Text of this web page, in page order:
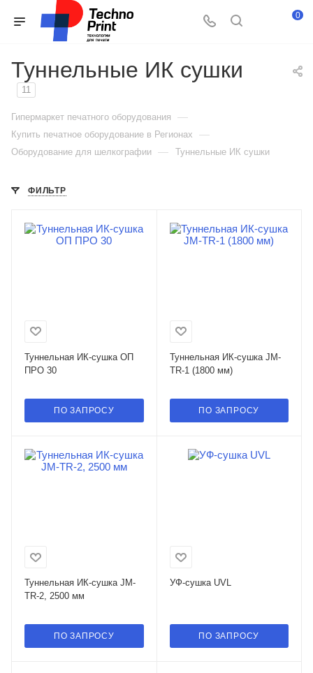
0
Туннельные ИК сушки
11
Гипермаркет печатного оборудования —
Купить печатное оборудование в Регионах —
Оборудование для шелкографии — Туннельные ИК сушки
ФИЛЬТР
Туннельная ИК-сушка ОП
ПРО 30
ПО ЗАПРОСУ
Туннельная ИК-сушка JM-
TR-1 (1800 мм)
ПО ЗАПРОСУ
Туннельная ИК-сушка JM-
TR-2, 2500 мм
ПО ЗАПРОСУ
УФ-сушка UVL
ПО ЗАПРОСУ